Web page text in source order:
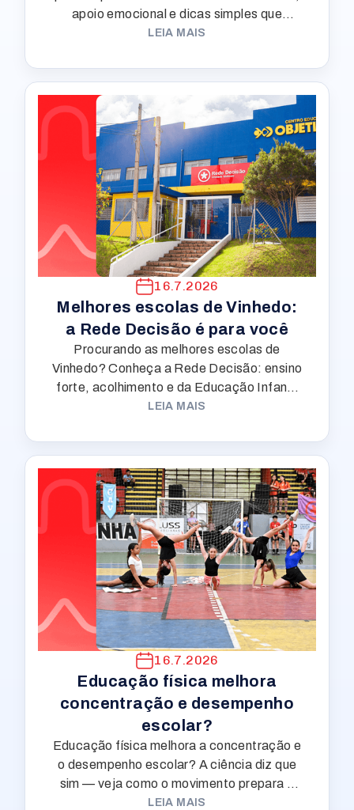
apoio emocional e dicas simples que
trazem tranquilidade em casa.
LEIA MAIS
16.7.2026
Melhores escolas de Vinhedo:
a Rede Decisão é para você
Procurando as melhores escolas de
Vinhedo? Conheça a Rede Decisão: ensino
forte, acolhimento e da Educação Infantil
ao Médio pertinho de casa.
LEIA MAIS
16.7.2026
Educação física melhora
concentração e desempenho
escolar?
Educação física melhora a concentração e
o desempenho escolar? A ciência diz que
sim — veja como o movimento prepara o
cérebro do seu filho para aprender.
LEIA MAIS